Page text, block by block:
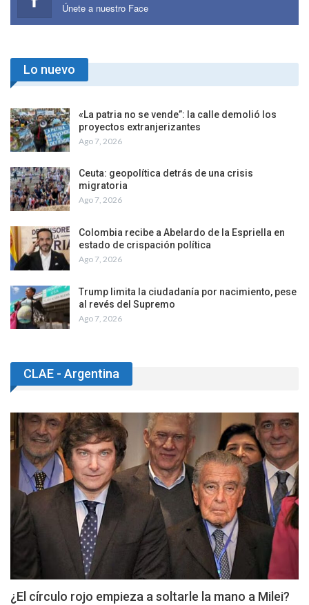
Únete a nuestro Face
Lo nuevo
«La patria no se vende”: la calle demolió los
proyectos extranjerizantes
Ago 7, 2026
Ceuta: geopolítica detrás de una crisis
migratoria
Ago 7, 2026
Colombia recibe a Abelardo de la Espriella en
estado de crispación política
Ago 7, 2026
Trump limita la ciudadanía por nacimiento, pese
al revés del Supremo
Ago 7, 2026
CLAE - Argentina
¿El círculo rojo empieza a soltarle la mano a Milei?